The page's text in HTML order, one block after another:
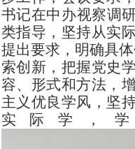
书记在中办视察调
类指导，坚持从实
提出要求，明确具
索创新，把握党史
容、形式和方法，
主义优良学风，坚
实际学，